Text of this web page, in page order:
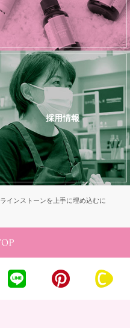
採用情報
ラインストーンを上手に埋め込むに